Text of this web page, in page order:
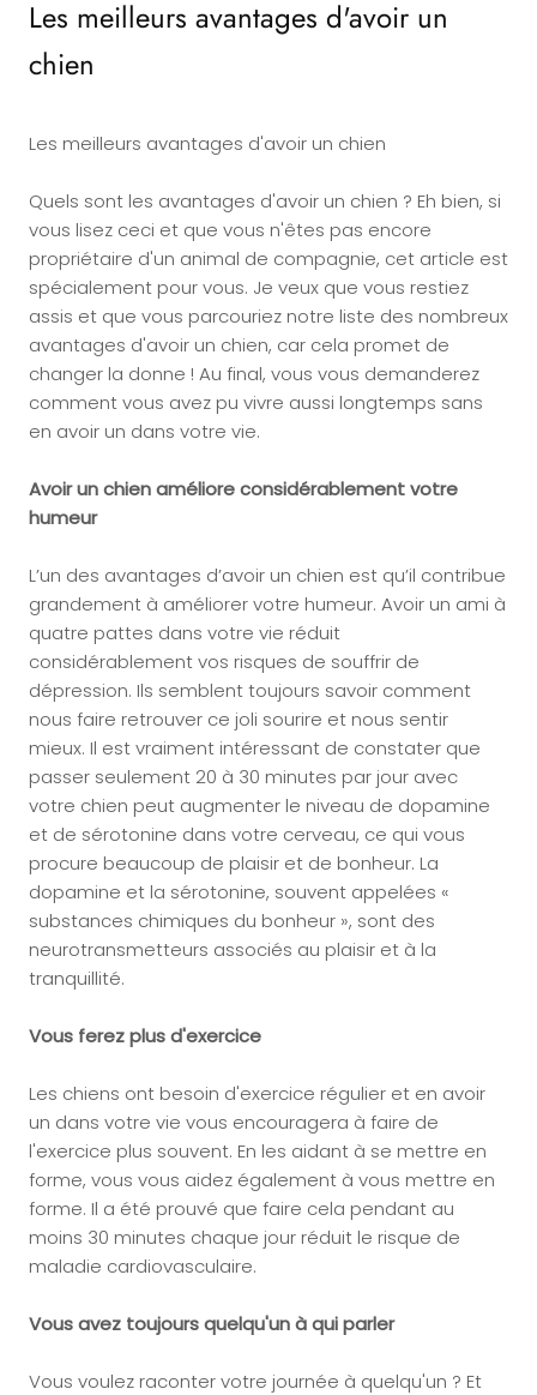
Les meilleurs avantages d'avoir un
chien
Les meilleurs avantages d'avoir un chien
Quels sont les avantages d'avoir un chien ? Eh bien, si
vous lisez ceci et que vous n'êtes pas encore
propriétaire d'un animal de compagnie, cet article est
spécialement pour vous. Je veux que vous restiez
assis et que vous parcouriez notre liste des nombreux
avantages d'avoir un chien, car cela promet de
changer la donne ! Au final, vous vous demanderez
comment vous avez pu vivre aussi longtemps sans
en avoir un dans votre vie.
Avoir un chien améliore considérablement votre
humeur
L’un des avantages d’avoir un chien est qu’il contribue
grandement à améliorer votre humeur. Avoir un ami à
quatre pattes dans votre vie réduit
considérablement vos risques de souffrir de
dépression. Ils semblent toujours savoir comment
nous faire retrouver ce joli sourire et nous sentir
mieux. Il est vraiment intéressant de constater que
passer seulement 20 à 30 minutes par jour avec
votre chien peut augmenter le niveau de dopamine
et de sérotonine dans votre cerveau, ce qui vous
procure beaucoup de plaisir et de bonheur. La
dopamine et la sérotonine, souvent appelées «
substances chimiques du bonheur », sont des
neurotransmetteurs associés au plaisir et à la
tranquillité.
Vous ferez plus d'exercice
Les chiens ont besoin d'exercice régulier et en avoir
un dans votre vie vous encouragera à faire de
l'exercice plus souvent. En les aidant à se mettre en
forme, vous vous aidez également à vous mettre en
forme. Il a été prouvé que faire cela pendant au
moins 30 minutes chaque jour réduit le risque de
maladie cardiovasculaire.
Vous avez toujours quelqu'un à qui parler
Vous voulez raconter votre journée à quelqu'un ? Et